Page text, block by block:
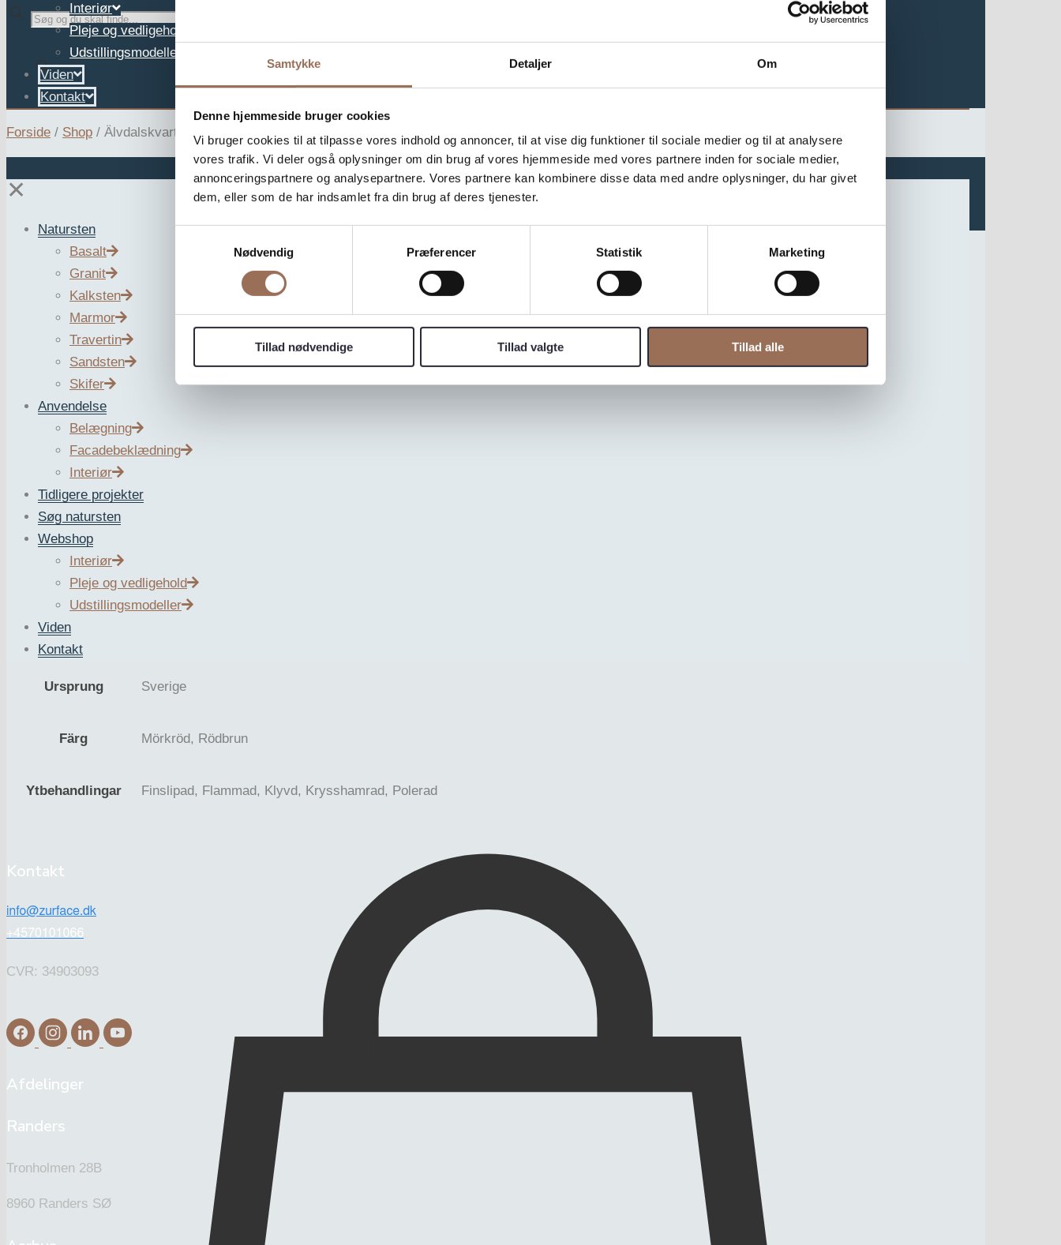
Samtykke Detaljer Om
Denne hjemmeside bruger cookies
Vi bruger cookies til at tilpasse vores indhold og annoncer, til at vise dig funktioner til sociale medier og til at analysere
vores trafik. Vi deler også oplysninger om din brug af vores hjemmeside med vores partnere inden for sociale medier,
annonceringspartnere og analysepartnere. Vores partnere kan kombinere disse data med andre oplysninger, du har givet
dem, eller som de har indsamlet fra din brug af deres tjenester.
Nødvendig
Præferencer Statistik Marketing
Tillad nødvendige Tillad valgte Tillad alle
Interiør
Pleje og vedligehold
Udstillingsmodeller
Viden
Kontakt
Forside / Shop / Älvdalskvartsit
✕
Natursten
Basalt
Granit
Kalksten
Marmor
Travertin
Sandsten
Skifer
Anvendelse
Belægning
Facadebeklædning
Interiør
Tidligere projekter
Søg natursten
Webshop
Interiør
Pleje og vedligehold
Udstillingsmodeller
Viden
Kontakt
Älvdalskvartsit
Sten_SE
Beskrivelse
Yderligere information
Älvdalskvartsit är en 1,4 miljarder år gammal bergart från Mångsbodarna i Dalarna, Sverige. Den är en av landets hårdaste stenar och tål temperaturväxlingar,
luftföroreningar och är dessutom radonfri. Älvdalskvartsit lämpar sig för både utomhus- och inomhusmiljöer och erbjuder en varm röd färg som ger en harmonisk
känsla samtidigt som dess ådring skapar en dramatisk kontrast till stenens tyngd.
Användningsområde Beläggning / utomhus, Blocksteg, Fasad, Gatsten, Golvplattor, Hällar, Inomhus, Murar
Stentyp
Ursprung Sverige
Färg Mörkröd, Rödbrun
Ytbehandlingar Finslipad, Flammad, Klyvd, Krysshamrad, Polerad
Kontakt
CVR: 34903093
Afdelinger
Randers
Tronholmen 28B
8960 Randers SØ